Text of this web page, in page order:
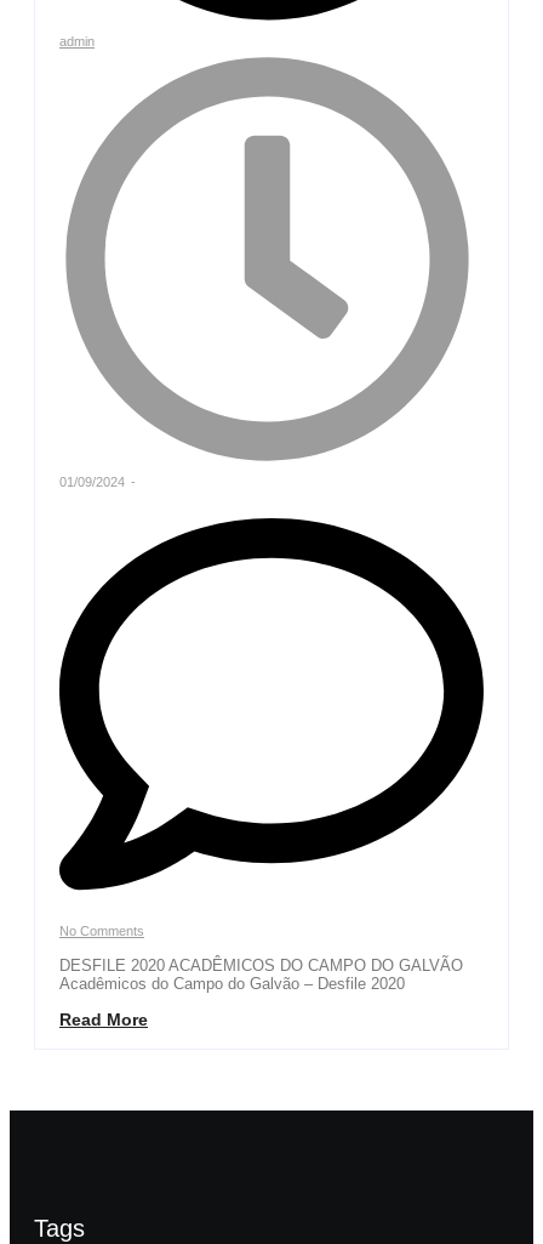
admin
01/09/2024 -
No Comments
DESFILE 2020 ACADÊMICOS DO CAMPO DO GALVÃO
Acadêmicos do Campo do Galvão – Desfile 2020
Read More
Tags